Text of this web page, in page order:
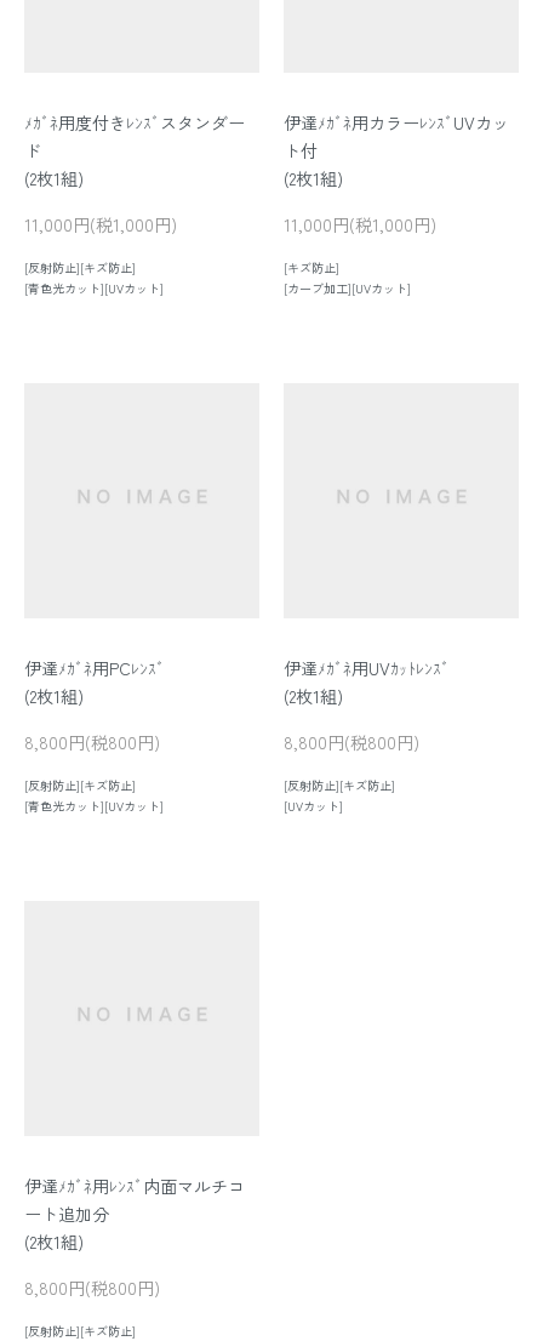
ﾒｶﾞﾈ用度付きﾚﾝｽﾞスタンダー
ド
(2枚1組)
11,000円(税1,000円)
[反射防止][キズ防止]
[青色光カット][UVカット]
伊達ﾒｶﾞﾈ用カラーﾚﾝｽﾞUVカッ
ト付
(2枚1組)
11,000円(税1,000円)
[キズ防止]
[カーブ加工][UVカット]
伊達ﾒｶﾞﾈ用PCﾚﾝｽﾞ
(2枚1組)
8,800円(税800円)
[反射防止][キズ防止]
[青色光カット][UVカット]
伊達ﾒｶﾞﾈ用UVｶｯﾄﾚﾝｽﾞ
(2枚1組)
8,800円(税800円)
[反射防止][キズ防止]
[UVカット]
伊達ﾒｶﾞﾈ用ﾚﾝｽﾞ内面マルチコ
ート追加分
(2枚1組)
8,800円(税800円)
[反射防止][キズ防止]